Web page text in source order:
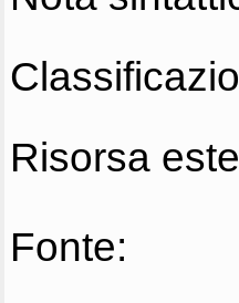
Risorsa
Fonte: